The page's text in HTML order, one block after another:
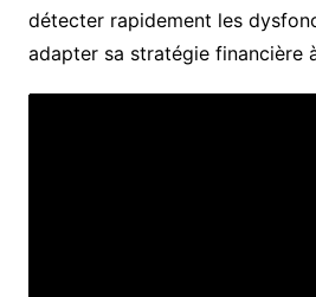
détecter rapidement les
adapter sa stratégie financière